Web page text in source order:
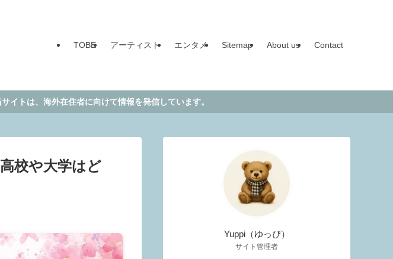
TOBE アーティスト エンタメ Sitemap About us Contact
住者に向けて情報を発信しています。
校や大学はど
Yuppi（ゆっぴ）
サイト管理者